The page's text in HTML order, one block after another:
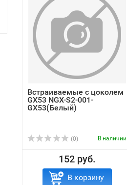
Встраиваемые с цоколем
GX53 NGX-S2-001-
GX53(Белый)
(0) В наличии
152 руб.
В корзину